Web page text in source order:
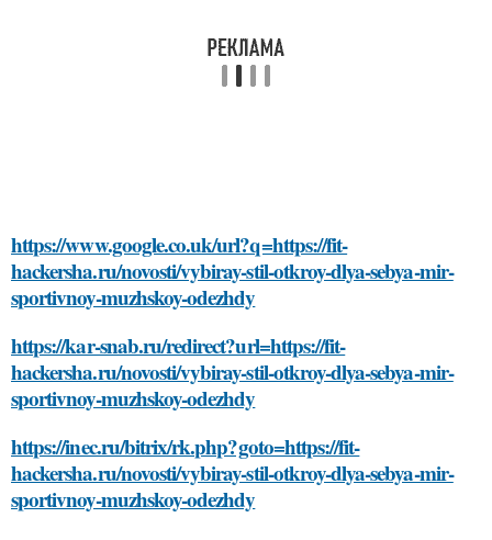
https://www.google.co.uk/url?q=https://fit-
hackersha.ru/novosti/vybiray-stil-otkroy-dlya-sebya-mir-
sportivnoy-muzhskoy-odezhdy
https://kar-snab.ru/redirect?url=https://fit-
hackersha.ru/novosti/vybiray-stil-otkroy-dlya-sebya-mir-
sportivnoy-muzhskoy-odezhdy
https://inec.ru/bitrix/rk.php?goto=https://fit-
hackersha.ru/novosti/vybiray-stil-otkroy-dlya-sebya-mir-
sportivnoy-muzhskoy-odezhdy